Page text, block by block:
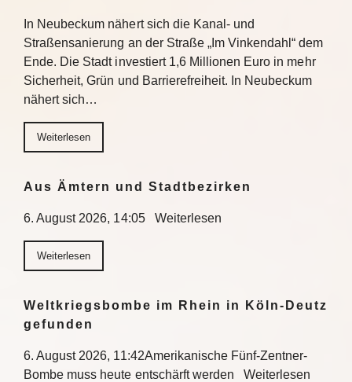
In Neubeckum nähert sich die Kanal- und
Straßensanierung an der Straße „Im Vinkendahl“ dem
Ende. Die Stadt investiert 1,6 Millionen Euro in mehr
Sicherheit, Grün und Barrierefreiheit. In Neubeckum
nähert sich…
Weiterlesen
Aus Ämtern und Stadtbezirken
6. August 2026, 14:05 Weiterlesen
Weiterlesen
Weltkriegsbombe im Rhein in Köln-Deutz
gefunden
6. August 2026, 11:42Amerikanische Fünf-Zentner-
Bombe muss heute entschärft werden Weiterlesen